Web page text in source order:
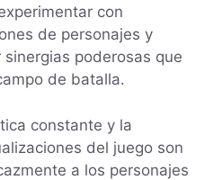
con
de personajes y
poderosas que
de batalla.
constante y la
del juego son
a los personajes